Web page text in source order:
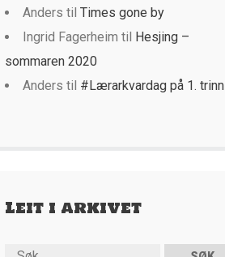
Anders til Times gone by
Ingrid Fagerheim til Hesjing –
sommaren 2020
Anders til #Lærarkvardag på 1. trinn
Leit i arkivet